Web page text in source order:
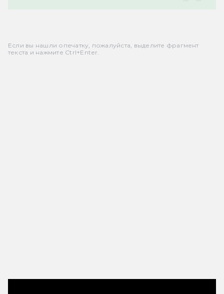
Если вы нашли опечатку, пожалуйста, выделите фрагмент
текста и нажмите Ctrl+Enter.